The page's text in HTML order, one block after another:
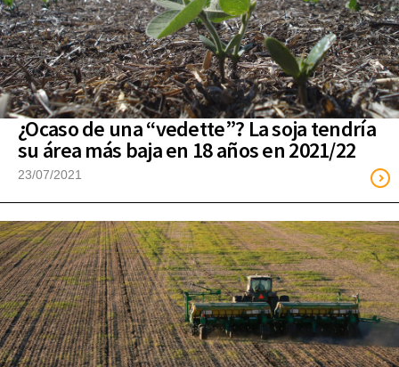
¿Ocaso de una “vedette”? La soja tendría
su área más baja en 18 años en 2021/22
23/07/2021